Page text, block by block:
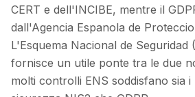
CERT e dell'INCIBE, mentre il
dall'Agencia Espanola de
L'Esquema Nacional de Seguridad
fornisce un utile ponte tra le due
molti controlli ENS soddisfano sia i